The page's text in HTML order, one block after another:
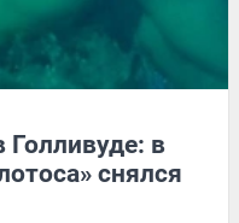
в
снялся